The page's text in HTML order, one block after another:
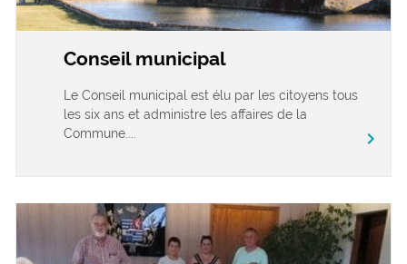
Conseil municipal
Le Conseil municipal est élu par les citoyens tous
les six ans et administre les affaires de la
Commune....
chevron_right